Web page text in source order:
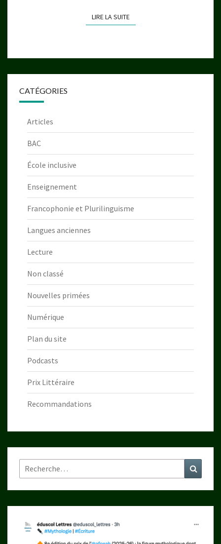
LIRE LA SUITELIRE LA SUITE
CATÉGORIES
Articles
BAC
École inclusive
Enseignement
Francophonie et Plurilinguisme
Langues anciennes
Lecture
Non classé
Nouvelles primées
Numérique
Plan du site
Podcasts
Prix Littéraire
Recommandations
Rechercher :